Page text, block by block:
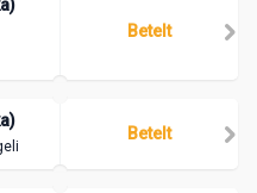
Betelt
Betelt